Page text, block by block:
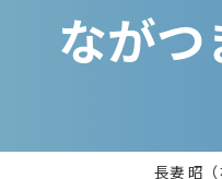
ながつ
長妻 昭